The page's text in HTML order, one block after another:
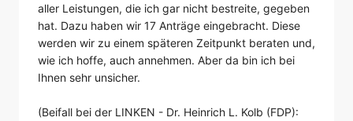
aller Leistungen, die ich gar nicht bestreite, gegeben
hat. Dazu haben wir 17 Anträge eingebracht. Diese
werden wir zu einem späteren Zeitpunkt beraten und,
wie ich hoffe, auch annehmen. Aber da bin ich bei
Ihnen sehr unsicher.
(Beifall bei der LINKEN - Dr. Heinrich L. Kolb (FDP):